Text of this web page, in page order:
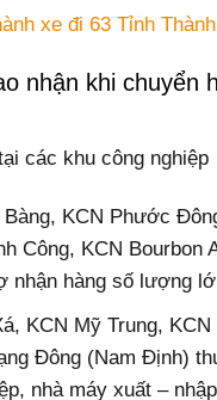
xe đi 63 Tỉnh
nhận khi chuyển
các khu công nghiệp
Bàng, KCN Phước
Công, KCN Bourbon
nhận hàng số lượng
KCN Mỹ Trung,
Đông (Nam Định)
nhà máy xuất –